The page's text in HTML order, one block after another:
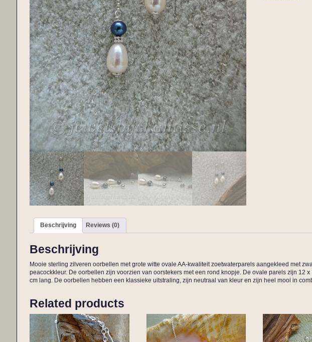
Beschrijving Reviews (0)
Beschrijving
Mooie sterling zilveren oorbellen met grote witte ovale AA-kwaliteit zoetwaterparels aangekleed met
peacockkleur. De oorbellen zijn voorzien van oorstekers met een rond knopje. De ovale parels zijn 12
cm lang. De oorbellen hebben een klassieke uitstraling, zijn neutraal van kleur en zijn heel mooi in
Related products